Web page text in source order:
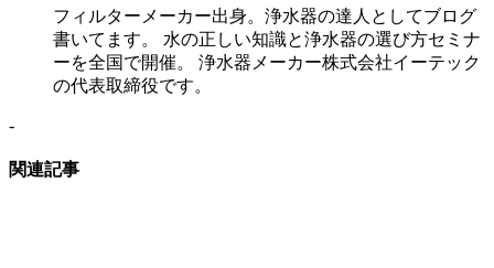
フィルターメーカー出身。浄水器の達人としてブログ
書いてます。 水の正しい知識と浄水器の選び方セミナ
ーを全国で開催。 浄水器メーカー株式会社イーテック
の代表取締役です。
-
関連記事